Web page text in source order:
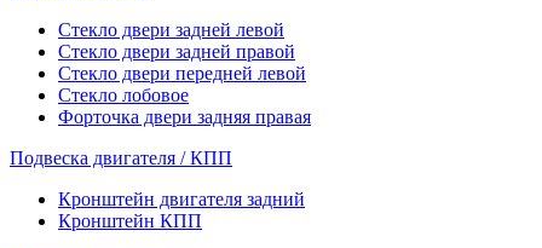
Стекло двери задней левой
Стекло двери задней правой
Стекло двери передней левой
Стекло лобовое
Форточка двери задняя правая
Подвеска двигателя / КПП
Кронштейн двигателя задний
Кронштейн КПП